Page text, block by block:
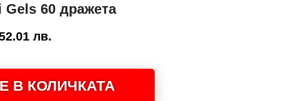
60 дражета
лв.
В КОЛИЧКАТА